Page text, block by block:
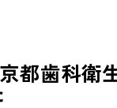
京都歯科